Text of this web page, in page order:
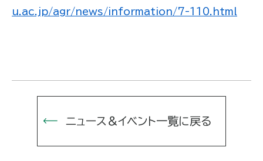
u.ac.jp/agr/news/information/7-110.html
ニュース＆イベント一覧に戻る